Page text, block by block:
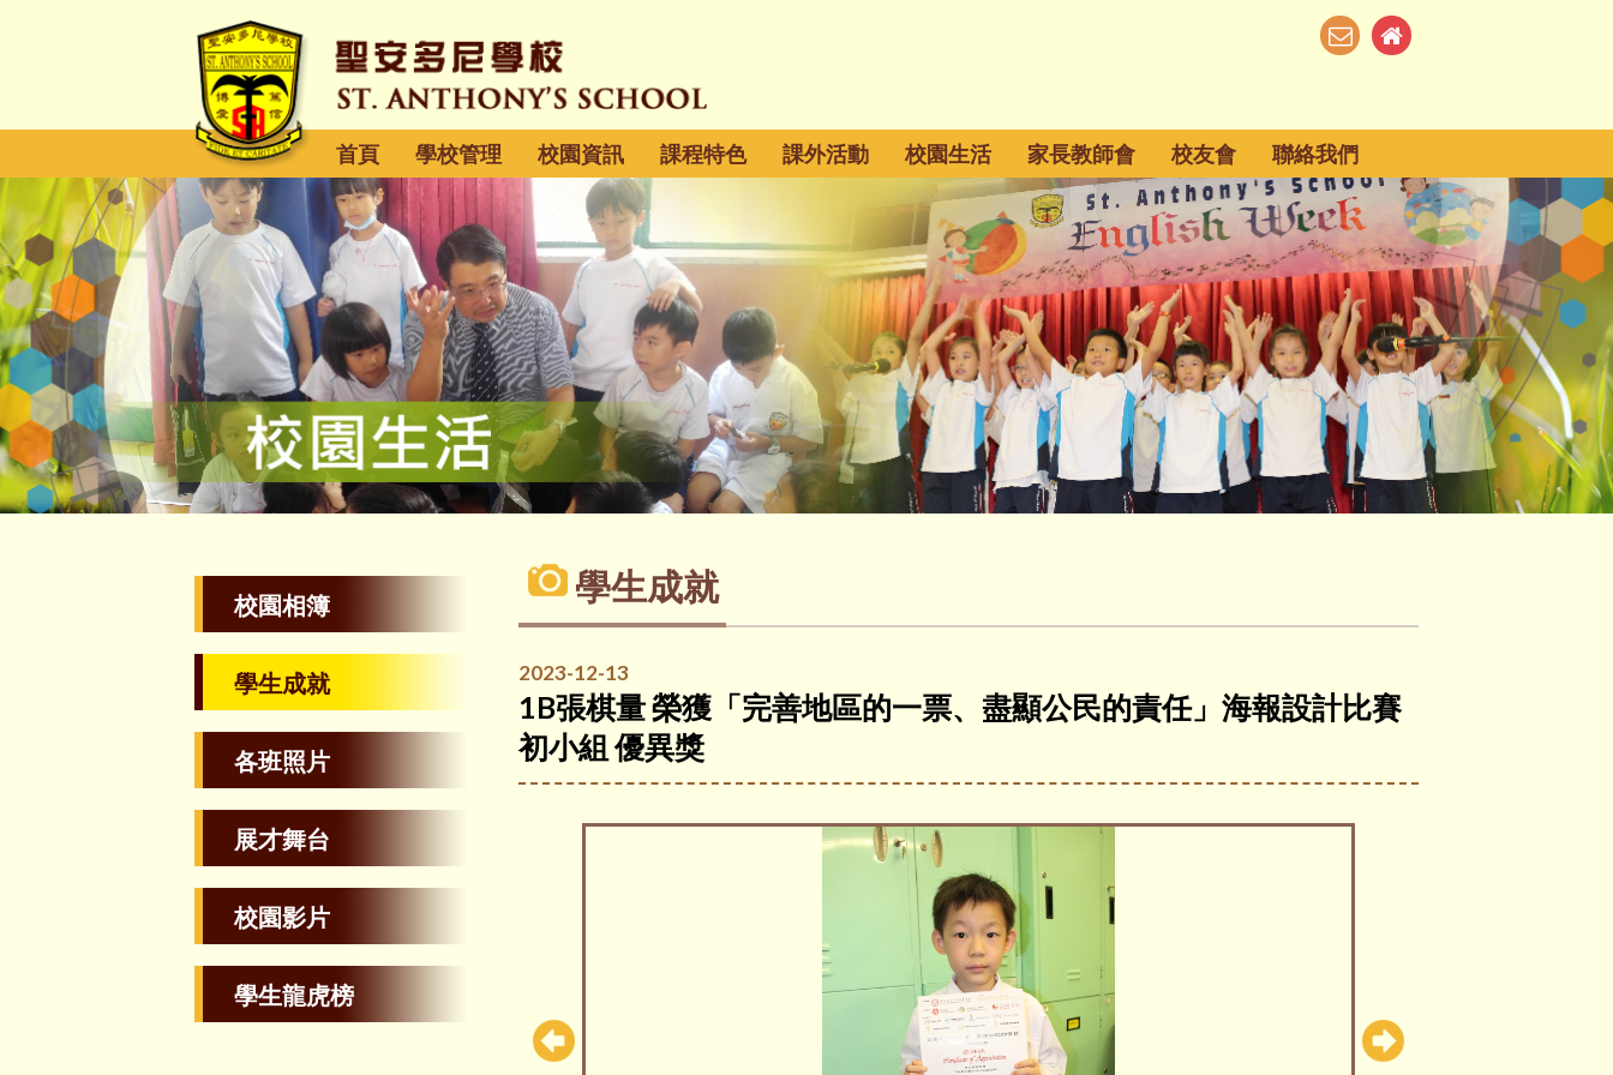
首頁 學校管理 校園資訊 課程特色 課外活動 校園生活 家長教師會 校友會 聯絡我們
校園相簿
學生成就
各班照片
展才舞台
校園影片
學生龍虎榜
學生成就
2023-12-13
1B張棋量 榮獲「完善地區的一票、盡顯公民的責任」海報設計比賽
初小組 優異獎